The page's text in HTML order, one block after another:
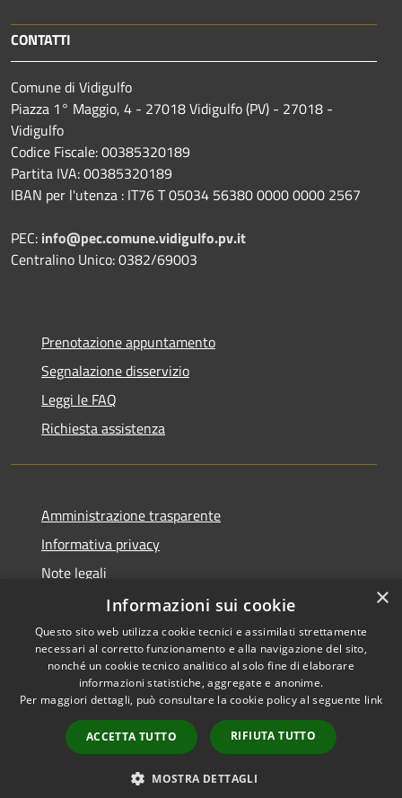
CONTATTI
Comune di Vidigulfo
Piazza 1° Maggio, 4 - 27018 Vidigulfo (PV) - 27018 -
Vidigulfo
Codice Fiscale: 00385320189
Partita IVA: 00385320189
IBAN per l'utenza : IT76 T 05034 56380 0000 0000 2567
PEC: info@pec.comune.vidigulfo.pv.it
Centralino Unico: 0382/69003
Prenotazione appuntamento
Segnalazione disservizio
Leggi le FAQ
Richiesta assistenza
Amministrazione trasparente
Informativa privacy
Note legali
Dichiarazione di accessibilità
RSS
Accessibilità
Copyright © 2026 • Comune di
Municipium•
Accesso
redazione
×
Informazioni sui cookie
Questo sito web utilizza cookie tecnici e assimilati strettamente
necessari al corretto funzionamento e alla navigazione del sito,
nonché un cookie tecnico analitico al solo fine di elaborare
informazioni statistiche, aggregate e anonime.
Per maggiori dettagli, può consultare la cookie policy al seguente link
ACCETTA TUTTO RIFIUTA TUTTO
MOSTRA DETTAGLI